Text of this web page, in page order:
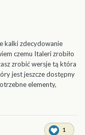
kalki zdecydowanie
czemu Italeri zrobiło
zrobić wersje tą która
jest jeszcze dostępny
elementy,
1